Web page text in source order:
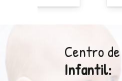
Centro de
Infantil: